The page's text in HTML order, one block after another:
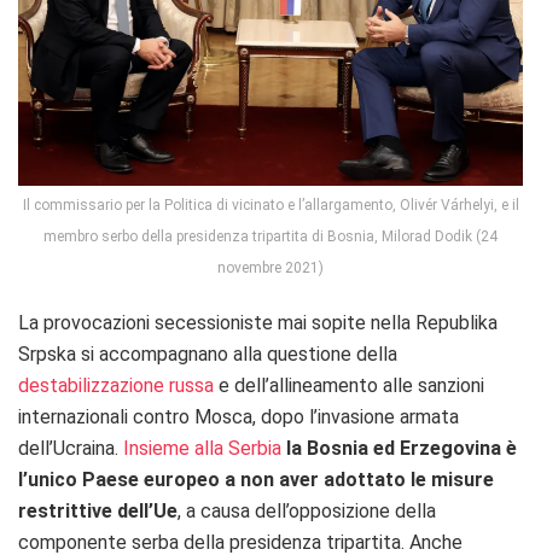
Il commissario per la Politica di vicinato e l’allargamento, Olivér Várhelyi, e il
membro serbo della presidenza tripartita di Bosnia, Milorad Dodik (24
novembre 2021)
La provocazioni secessioniste mai sopite nella Republika
Srpska si accompagnano alla questione della
destabilizzazione russa e dell’allineamento alle sanzioni
internazionali contro Mosca, dopo l’invasione armata
dell’Ucraina. Insieme alla Serbia la Bosnia ed Erzegovina è
l’unico Paese europeo a non aver adottato le misure
restrittive dell’Ue, a causa dell’opposizione della
componente serba della presidenza tripartita. Anche